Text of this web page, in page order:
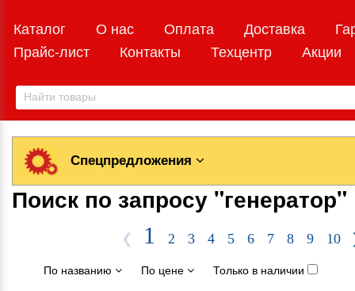
Каталог О нас Оплата Доставка
Прайс-лист
Контакты Техцентр Акции
Спецпредложения
Поиск по запросу "генератор"
❮ 1 2 3 4 5 6 7 8 9 10
По названию
По цене Только в наличии